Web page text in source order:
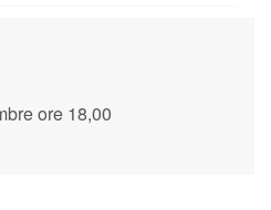
ore 18,00